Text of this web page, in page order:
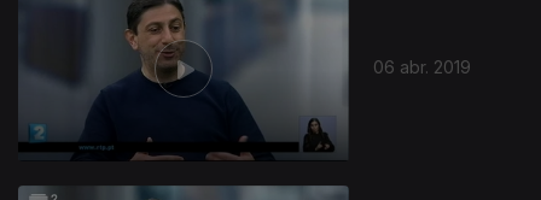
06 abr. 2019